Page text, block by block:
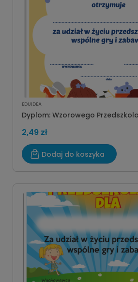
EDUIDEA
Dyplom: Wzorowego
2,49 zł
Dodaj do koszyka